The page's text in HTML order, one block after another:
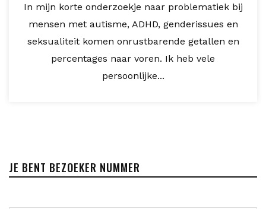
In mijn korte onderzoekje naar problematiek bij
mensen met autisme, ADHD, genderissues en
seksualiteit komen onrustbarende getallen en
percentages naar voren. Ik heb vele
persoonlijke...
JE BENT BEZOEKER NUMMER